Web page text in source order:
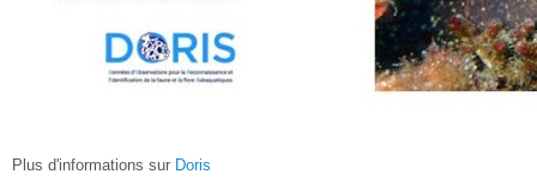
Plus d'informations sur Doris